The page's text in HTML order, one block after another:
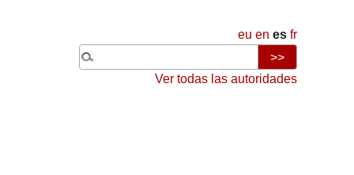
eu en es fr
Ver todas las autoridades